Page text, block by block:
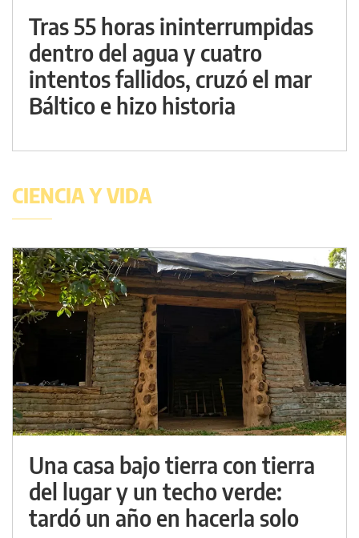
Tras 55 horas ininterrumpidas
dentro del agua y cuatro
intentos fallidos, cruzó el mar
Báltico e hizo historia
CIENCIA Y VIDA
Una casa bajo tierra con tierra
del lugar y un techo verde:
tardó un año en hacerla solo